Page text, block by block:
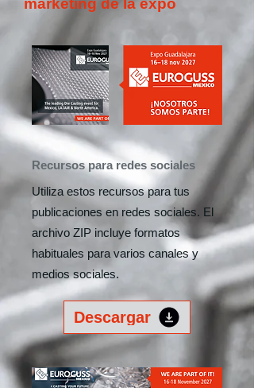
marketing de la expo
Recursos para redes sociales
Utiliza estos recursos para tus
publicaciones en redes sociales. El
archivo ZIP incluye formatos
habituales para varios canales y
medios sociales.
Descargar